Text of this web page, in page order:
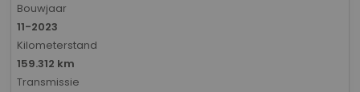
Bouwjaar
11-2023
Kilometerstand
159.312 km
Transmissie